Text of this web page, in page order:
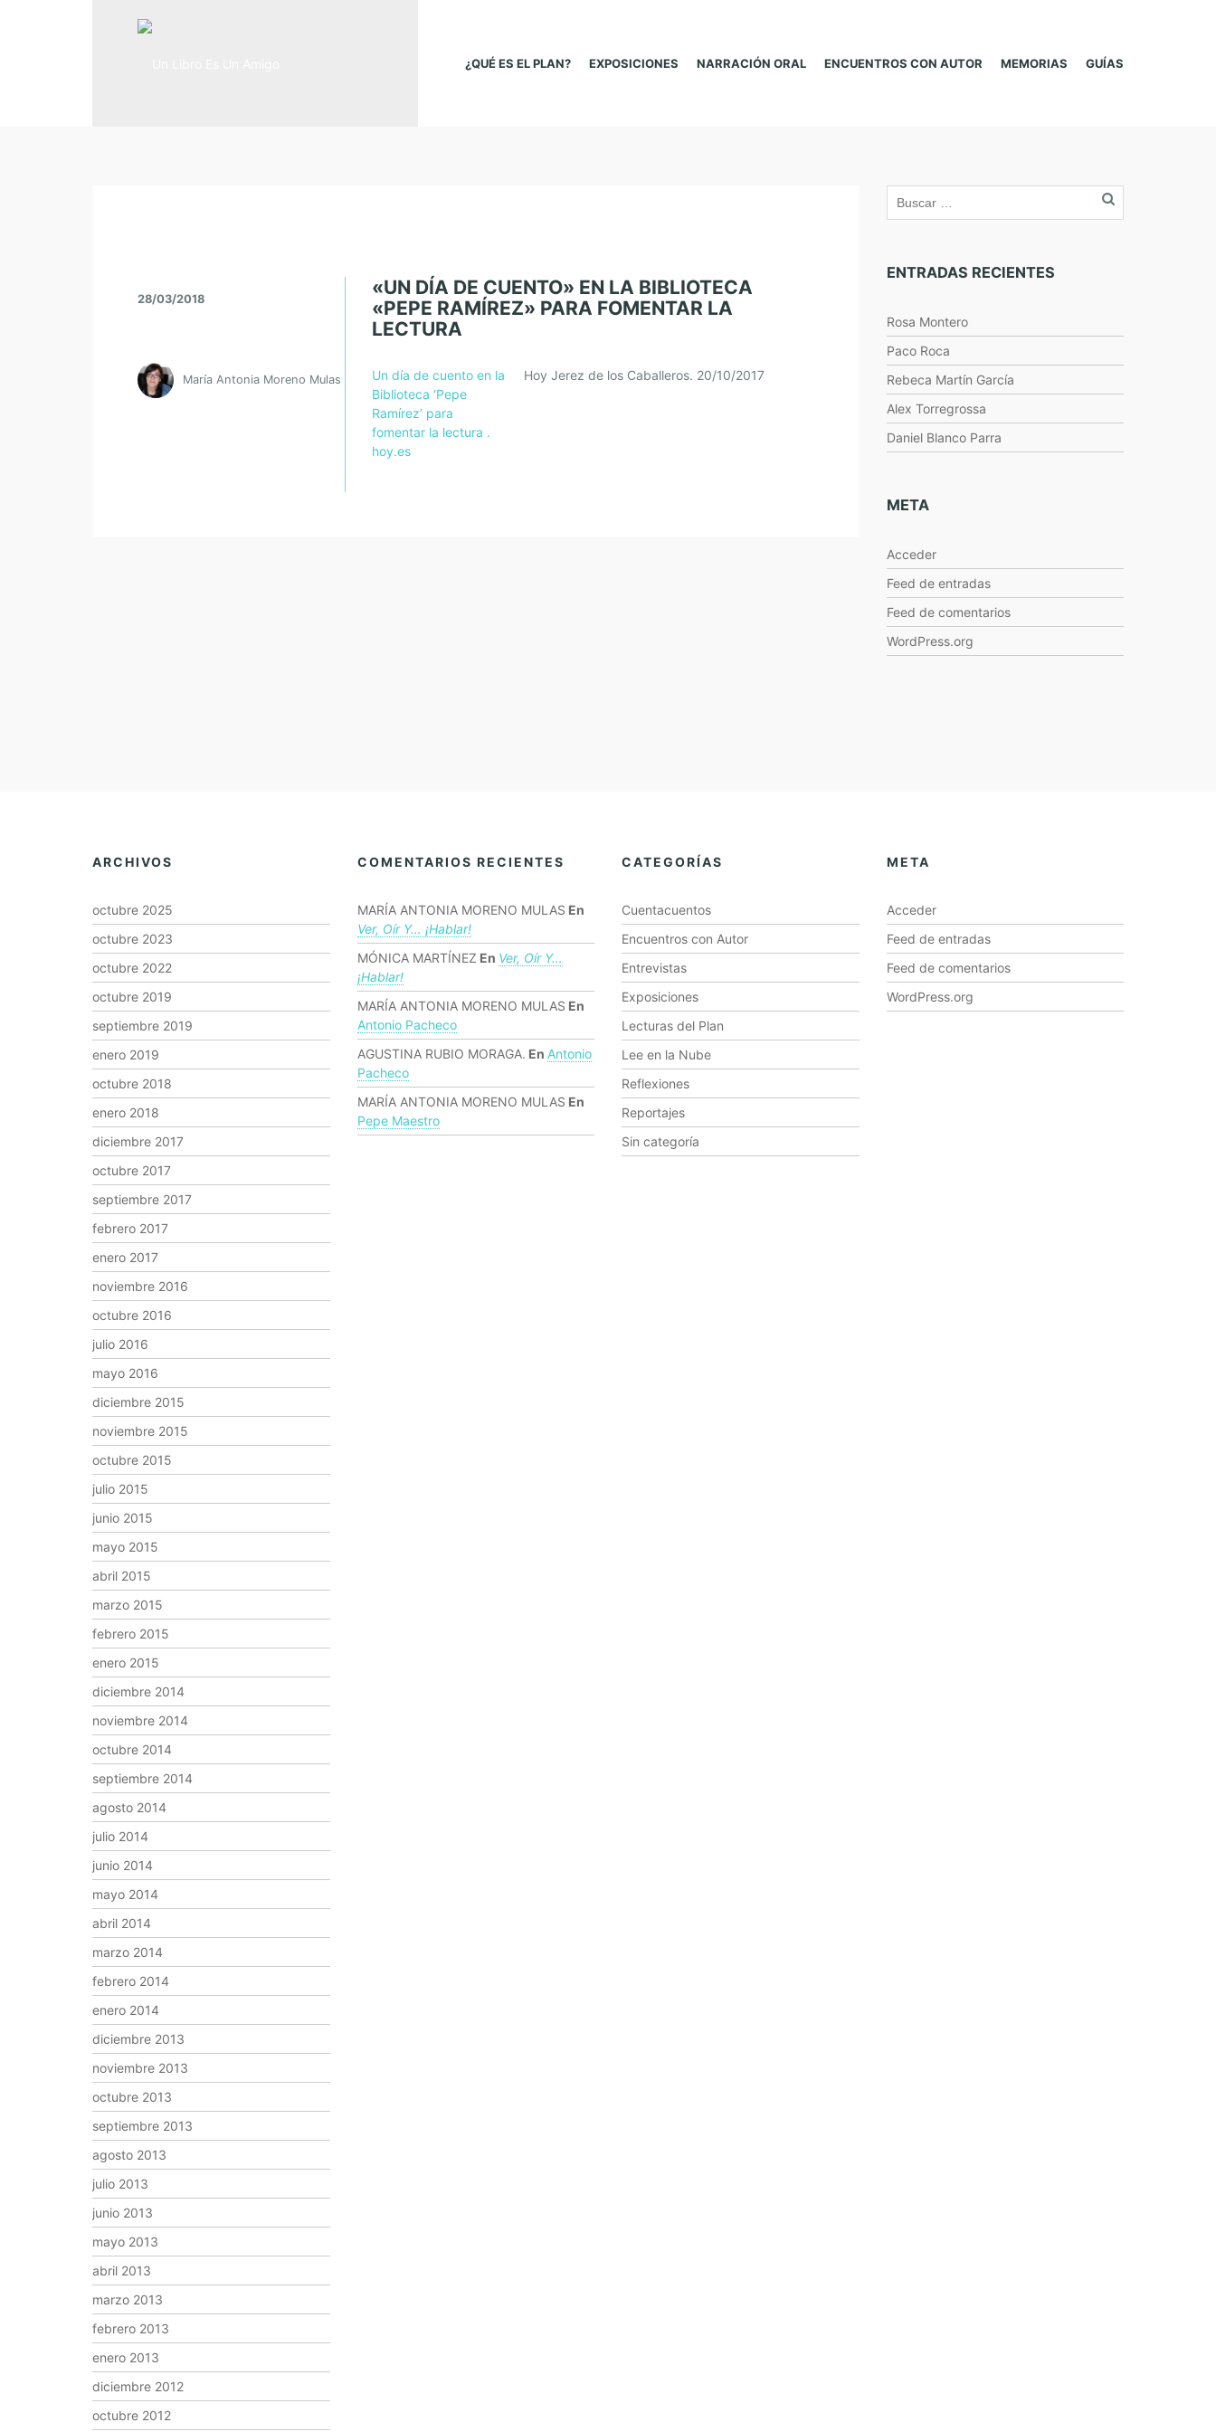
¿QUÉ ES EL PLAN? EXPOSICIONES NARRACIÓN ORAL ENCUENTROS CON AUTOR MEMORIAS GUÍAS
«UN DÍA DE CUENTO» EN LA BIBLIOTECA
«PEPE RAMÍREZ» PARA FOMENTAR LA
LECTURA
Un día de cuento en la
Biblioteca ‘Pepe
Ramírez’ para
fomentar la lectura .
hoy.es
Hoy Jerez de los Caballeros. 20/10/2017
28/03/2018
María Antonia Moreno Mulas
ENTRADAS RECIENTES
Rosa Montero
Paco Roca
Rebeca Martín García
Alex Torregrossa
Daniel Blanco Parra
META
Acceder
Feed de entradas
Feed de comentarios
WordPress.org
ARCHIVOS
octubre 2025
octubre 2023
octubre 2022
octubre 2019
septiembre 2019
enero 2019
octubre 2018
enero 2018
diciembre 2017
octubre 2017
septiembre 2017
febrero 2017
enero 2017
noviembre 2016
octubre 2016
julio 2016
mayo 2016
diciembre 2015
noviembre 2015
octubre 2015
julio 2015
junio 2015
mayo 2015
abril 2015
marzo 2015
febrero 2015
enero 2015
diciembre 2014
noviembre 2014
octubre 2014
septiembre 2014
agosto 2014
julio 2014
junio 2014
mayo 2014
abril 2014
marzo 2014
febrero 2014
enero 2014
diciembre 2013
noviembre 2013
octubre 2013
septiembre 2013
agosto 2013
julio 2013
junio 2013
mayo 2013
abril 2013
marzo 2013
febrero 2013
enero 2013
diciembre 2012
octubre 2012
COMENTARIOS RECIENTES
MARÍA ANTONIA MORENO MULAS En
Ver, Oír Y… ¡hablar!
MÓNICA MARTÍNEZ En Ver, Oír Y…
¡hablar!
MARÍA ANTONIA MORENO MULAS En
Antonio Pacheco
AGUSTINA RUBIO MORAGA. En Antonio
Pacheco
MARÍA ANTONIA MORENO MULAS En
Pepe Maestro
CATEGORÍAS
Cuentacuentos
Encuentros con Autor
Entrevistas
Exposiciones
Lecturas del Plan
Lee en la Nube
Reflexiones
Reportajes
Sin categoría
META
Acceder
Feed de entradas
Feed de comentarios
WordPress.org